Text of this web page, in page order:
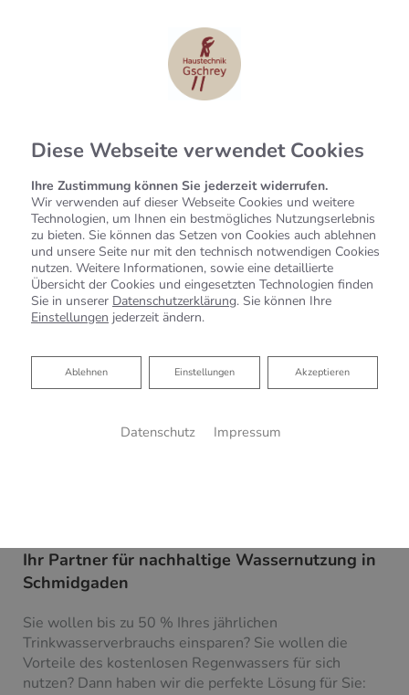
Ihr Partner für nachhaltige Wassernutzung in
Schmidgaden
Sie wollen bis zu 50 % Ihres jährlichen
Trinkwasserverbrauchs einsparen? Sie wollen die
Vorteile des kostenlosen Regenwassers für sich
nutzen? Dann haben wir die perfekte Lösung für Sie:
Diese Webseite verwendet Cookies
Ihre Zustimmung können Sie jederzeit widerrufen.
Wir verwenden auf dieser Webseite Cookies und weitere
Technologien, um Ihnen ein bestmögliches Nutzungserlebnis
zu bieten. Sie können das Setzen von Cookies auch ablehnen
und unsere Seite nur mit den technisch notwendigen Cookies
nutzen. Weitere Informationen, sowie eine detaillierte
Übersicht der Cookies und eingesetzten Technologien finden
Sie in unserer Datenschutzerklärung. Sie können Ihre
Einstellungen jederzeit ändern.
Akzeptieren
Einstellungen
Ablehnen
Ablehnen
Datenschutz Impressum